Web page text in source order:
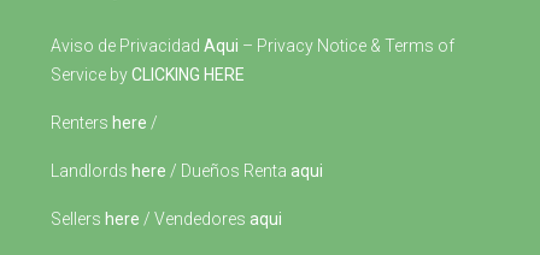
Aviso de Privacidad Aqui – Privacy Notice & Terms of
Service byCLICKING HERE
Renters here /
Landlords here / Dueños Renta aqui
Sellers here / Vendedores aqui